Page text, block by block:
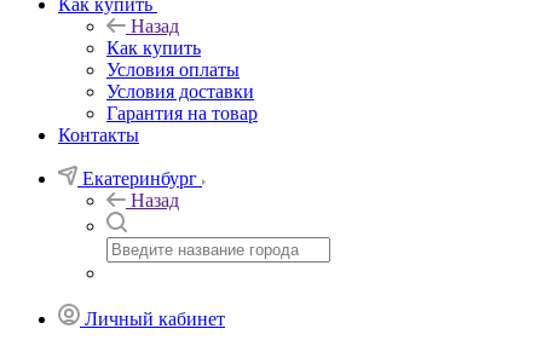
Как купить
Назад
Как купить
Условия оплаты
Условия доставки
Гарантия на товар
Контакты
Екатеринбург
Назад
Личный кабинет